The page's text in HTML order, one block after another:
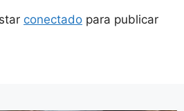
conectado para publicar